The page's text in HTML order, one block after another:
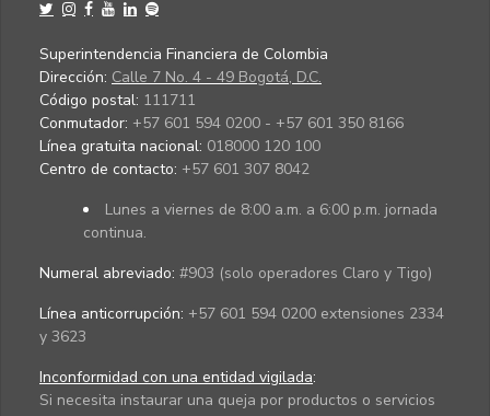
Superintendencia Financiera de Colombia
Dirección: Calle 7 No. 4 - 49 Bogotá, D.C.
Código postal: 111711
Conmutador: +57 601 594 0200 - +57 601 350 8166
Línea gratuita nacional: 018000 120 100
Centro de contacto: +57 601 307 8042
Lunes a viernes de 8:00 a.m. a 6:00 p.m. jornada
continua.
Numeral abreviado: #903 (solo operadores Claro y Tigo)
Línea anticorrupción: +57 601 594 0200 extensiones 2334
y 3623
Inconformidad con una entidad vigilada:
Si necesita instaurar una queja por productos o servicios